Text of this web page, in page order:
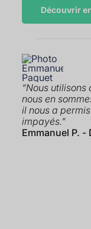
Découvrir
“Nous
nous en
il nous a
impayés.”
Emmanuel P. -